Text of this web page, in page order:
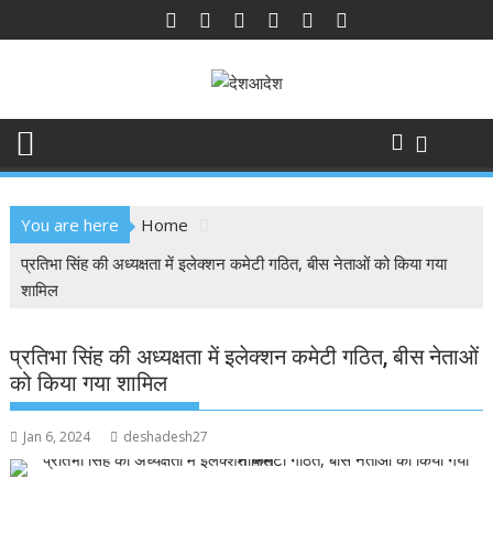
to
You are here
Home
प्रतिभा सिंह की अध्यक्षता में इलेक्शन कमेटी गठित, बीस नेताओं को किया गया
शामिल
प्रतिभा सिंह की अध्यक्षता में इलेक्शन कमेटी गठित, बीस नेताओं
को किया गया शामिल
Jan 6, 2024 deshadesh27